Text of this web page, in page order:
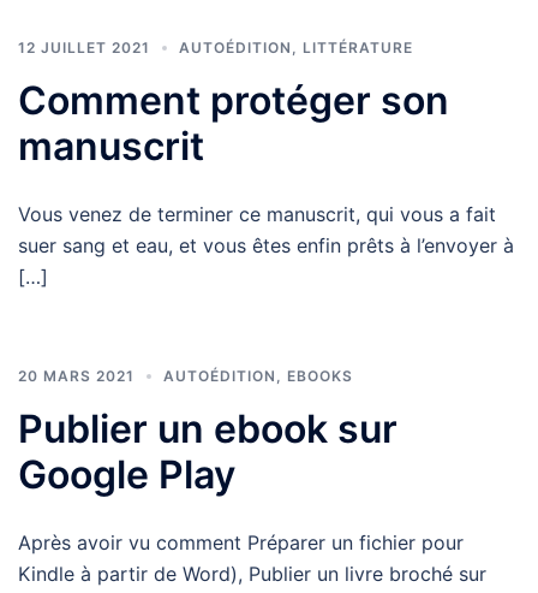
12 JUILLET 2021 AUTOÉDITION LITTÉRATURE
Comment protéger son
manuscrit
Vous venez de terminer ce manuscrit, qui vous a fait
suer sang et eau, et vous êtes enfin prêts à l’envoyer à
[…]
20 MARS 2021 AUTOÉDITION EBOOKS
Publier un ebook sur
Google Play
Après avoir vu comment Préparer un fichier pour
Kindle à partir de Word), Publier un livre broché sur